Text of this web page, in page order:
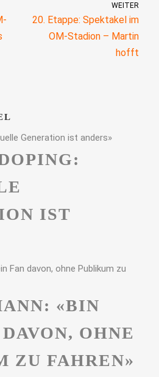
WEITER
20. Etappe: Spektakel im
OM-Stadion – Martin
hofft
IST
«BIN
OHNE
ZU FAHREN»